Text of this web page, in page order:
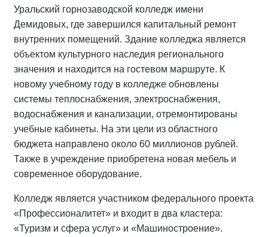
Уральский горнозаводской колледж имени
Демидовых, где завершился капитальный ремонт
внутренних помещений. Здание колледжа является
объектом культурного наследия регионального
значения и находится на гостевом маршруте. К
новому учебному году в колледже обновлены
системы теплоснабжения, электроснабжения,
водоснабжения и канализации, отремонтированы
учебные кабинеты. На эти цели из областного
бюджета направлено около 60 миллионов рублей.
Также в учреждение приобретена новая мебель и
современное оборудование.
Колледж является участником федерального проекта
«Профессионалитет» и входит в два кластера:
«Туризм и сфера услуг» и «Машиностроение».